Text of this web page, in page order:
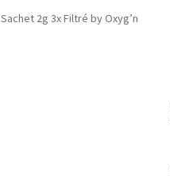
Sachet 2g 3x Filtré by Oxyg’n